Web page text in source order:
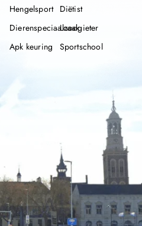
Hengelsport
Dierenspeciaalzaak
Apk keuring
Diëtist
Loodgieter
Sportschool